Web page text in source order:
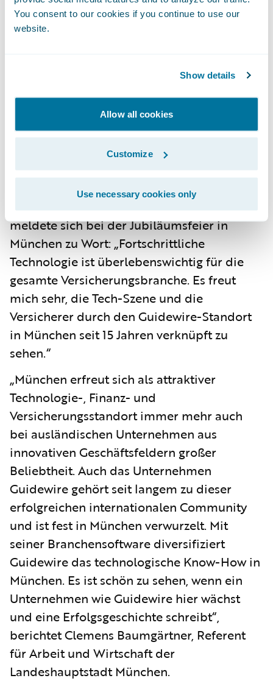
You consent to our cookies if you continue to use our
website.
Show details
Allow all cookies
Customize
Use necessary cookies only
Versicherungsmarkt investiert und bietet
Versicherern ein Höchstmaß an
Managing Director - EMEA, von Guidewire.
enger Zusammenarbeit mit den deutschen
Kunden, die über eine sehr aktive lokale
Produktstrategie und Roadmap von
Guidewire nehmen können."
Armin Barbalata, CDO der IHK München,
meldete sich bei der Jubiläumsfeier in
München zu Wort: „Fortschrittliche
Technologie ist überlebenswichtig für die
gesamte Versicherungsbranche. Es freut
mich sehr, die Tech-Szene und die
Versicherer durch den Guidewire-Standort
in München seit 15 Jahren verknüpft zu
sehen.“
„München erfreut sich als attraktiver
Technologie-, Finanz- und
Versicherungsstandort immer mehr auch
bei ausländischen Unternehmen aus
innovativen Geschäftsfeldern großer
Beliebtheit. Auch das Unternehmen
Guidewire gehört seit langem zu dieser
erfolgreichen internationalen Community
und ist fest in München verwurzelt. Mit
seiner Branchensoftware diversifiziert
Guidewire das technologische Know-How in
München. Es ist schön zu sehen, wenn ein
Unternehmen wie Guidewire hier wächst
und eine Erfolgsgeschichte schreibt“,
berichtet Clemens Baumgärtner, Referent
für Arbeit und Wirtschaft der
Landeshauptstadt München.